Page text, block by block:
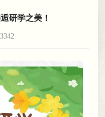
研学之美！